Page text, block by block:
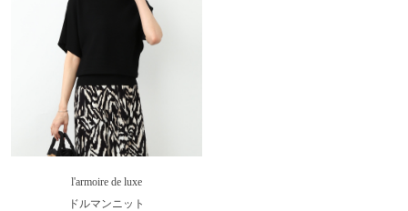
l'armoire de luxe
ドルマンニット